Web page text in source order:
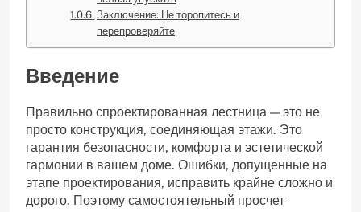
Заключение: Не торопитесь и
перепроверяйте
Введение
Правильно спроектированная лестница — это не
просто конструкция, соединяющая этажи. Это
гарантия безопасности, комфорта и эстетической
гармонии в вашем доме. Ошибки, допущенные на
этапе проектирования, исправить крайне сложно и
дорого. Поэтому самостоятельный просчет